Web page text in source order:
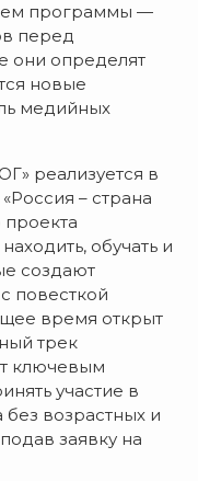
программы —
перед
они определят
новые
медийных
реализуется в
– страна
обучать и
создают
повесткой
время открыт
трек
ключевым
участие в
без возрастных и
заявку на